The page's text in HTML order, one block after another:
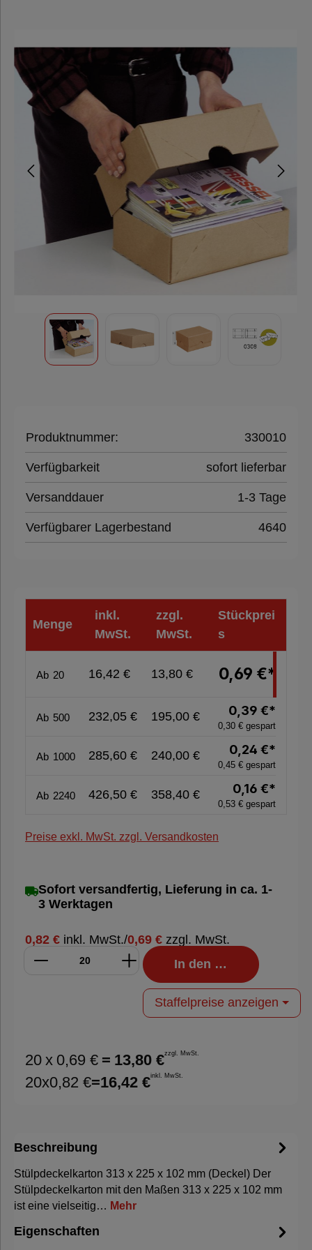
Automatikbodenkartons
Stülpdeckelkartons
Umzugskartons
Kartons
3-wellig
Klebeband
Folien,
Paletten &
Umreifung
Verpackungsmaschinen
Verpackung
Produktnummer: 330010
Verfügbarkeit sofort lieferbar
Versanddauer 1-3 Tage
Verfügbarer Lagerbestand 4640
Menge
inkl.
MwSt.
zzgl.
MwSt.
Stückprei
s
Ab 20 16,42 € 13,80 € 0,69 €*
Ab 500 232,05 € 195,00 € 0,39 €*
0,30 € gespart
Ab 1000 285,60 € 240,00 € 0,24 €*
0,45 € gespart
Ab 2240 426,50 € 358,40 € 0,16 €*
0,53 € gespart
Preise exkl. MwSt. zzgl. Versandkosten
Sofort versandfertig, Lieferung in ca. 1-
3 Werktagen
0,82 € inkl. MwSt./0,69 € zzgl. MwSt.
In den Warenkorb
Staffelpreise anzeigen
20 x 0,69 € = 13,80 €zzgl. MwSt.
20x0,82 €=16,42 €inkl. MwSt.
Beschreibung
Stülpdeckelkarton 313 x 225 x 102 mm (Deckel) Der
Stülpdeckelkarton mit den Maßen 313 x 225 x 102 mm
ist eine vielseitig… Mehr
Eigenschaften